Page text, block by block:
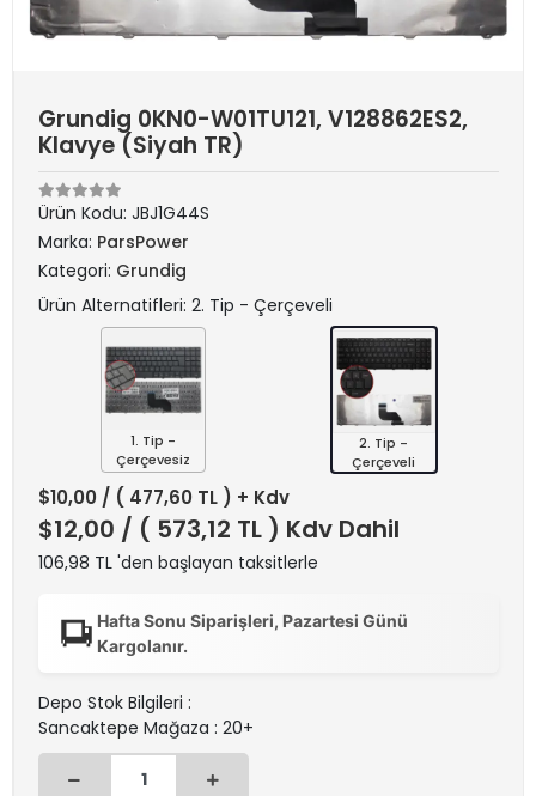
Grundig 0KN0-W01TU121, V128862ES2,
Klavye (Siyah TR)
Ürün Kodu: JBJ1G44S
Marka: ParsPower
Kategori: Grundig
Ürün Alternatifleri: 2. Tip - Çerçeveli
1. Tip -
Çerçevesiz
2. Tip -
Çerçeveli
$10,00 / ( 477,60 TL ) + Kdv
$12,00 / ( 573,12 TL ) Kdv Dahil
106,98 TL 'den başlayan taksitlerle
Hafta Sonu Siparişleri, Pazartesi Günü
Kargolanır.
Depo Stok Bilgileri :
Sancaktepe Mağaza : 20+